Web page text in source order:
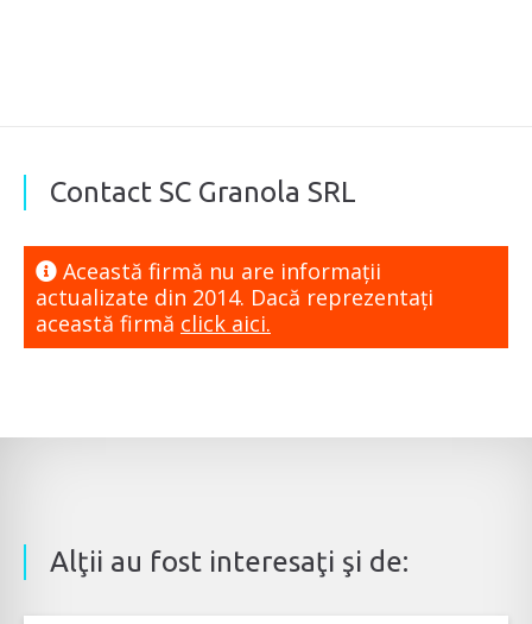
Contact SC Granola SRL
Această firmă nu are informaţii
actualizate din 2014. Dacă reprezentaţi
această firmă click aici.
Alţii au fost interesaţi şi de: